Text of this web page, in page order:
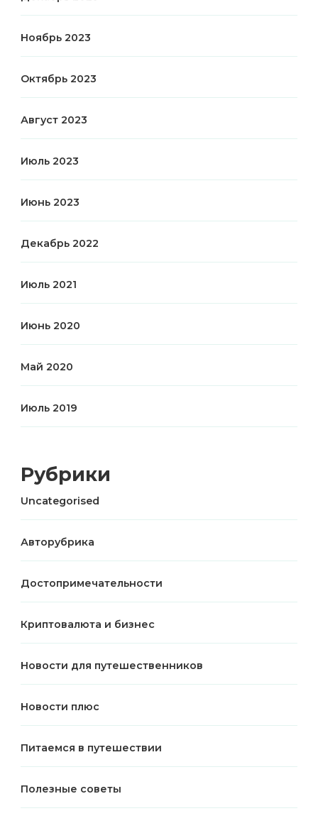
Ноябрь 2023
Октябрь 2023
Август 2023
Июль 2023
Июнь 2023
Декабрь 2022
Июль 2021
Июнь 2020
Май 2020
Июль 2019
Рубрики
Uncategorised
Авторубрика
Достопримечательности
Криптовалюта и бизнес
Новости для путешественников
Новости плюс
Питаемся в путешествии
Полезные советы